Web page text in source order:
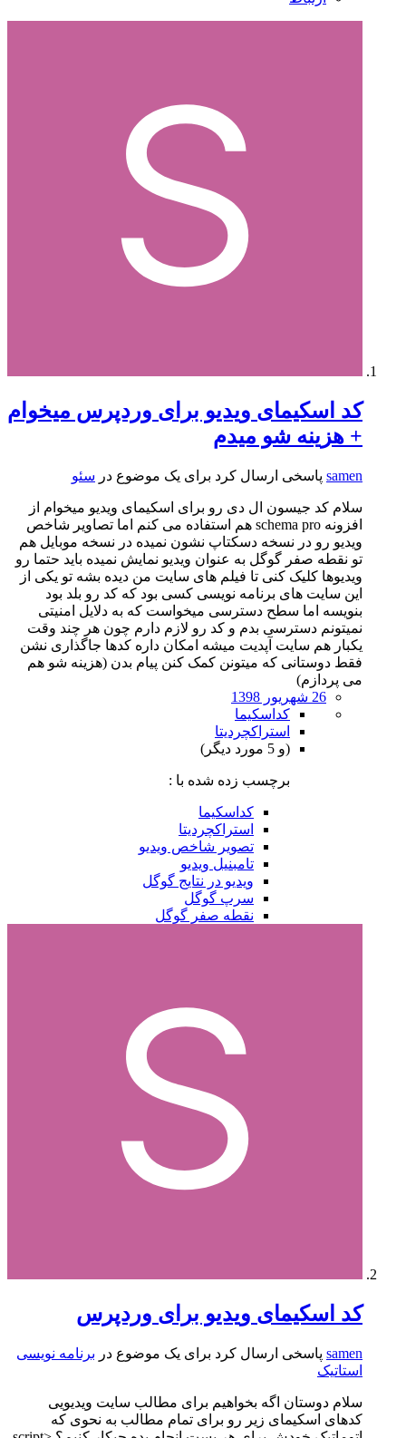
کد اسکیمای ویدیو برای وردپرس میخوام
+ هزینه شو میدم
samen پاسخی ارسال کرد برای یک موضوع در سئو
سلام کد جیسون ال دی رو برای اسکیمای ویدیو میخوام از
افزونه schema pro هم استفاده می کنم اما تصاویر شاخص
ویدیو رو در نسخه دسکتاپ نشون نمیده در نسخه موبایل هم
تو نقطه صفر گوگل به عنوان ویدیو نمایش نمیده باید حتما رو
ویدیوها کلیک کنی تا فیلم های سایت من دیده بشه تو یکی از
این سایت های برنامه نویسی کسی بود که کد رو بلد بود
بنویسه اما سطح دسترسی میخواست که به دلایل امنیتی
نمیتونم دسترسی بدم و کد رو لازم دارم چون هر چند وقت
یکبار هم سایت آپدیت میشه امکان داره کدها جاگذاری نشن
فقط دوستانی که میتونن کمک کنن پیام بدن (هزینه شو هم
می پردازم)
26 شهریور 1398
کداسکیما
استراکچردیتا
(و 5 مورد دیگر)
برچسب زده شده با :
کداسکیما
استراکچردیتا
تصویر شاخص ویدیو
تامبنیل ویدیو
ویدیو در نتایج گوگل
سرپ گوگل
نقطه صفر گوگل
کد اسکیمای ویدیو برای وردپرس
samen پاسخی ارسال کرد برای یک موضوع در برنامه نویسی
استاتیک
سلام دوستان اگه بخواهیم برای مطالب سایت ویدیویی
کدهای اسکیمای زیر رو برای تمام مطالب به نحوی که